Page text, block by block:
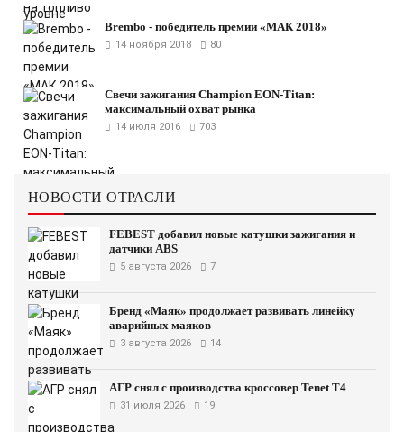
Brembo - победитель премии «МАК 2018»
14 ноября 2018 80
Свечи зажигания Champion EON-Titan:
максимальный охват рынка
14 июля 2016 703
НОВОСТИ ОТРАСЛИ
FEBEST добавил новые катушки зажигания и
датчики ABS
5 августа 2026 7
Бренд «Маяк» продолжает развивать линейку
аварийных маяков
3 августа 2026 14
АГР снял с производства кроссовер Tenet T4
31 июля 2026 19